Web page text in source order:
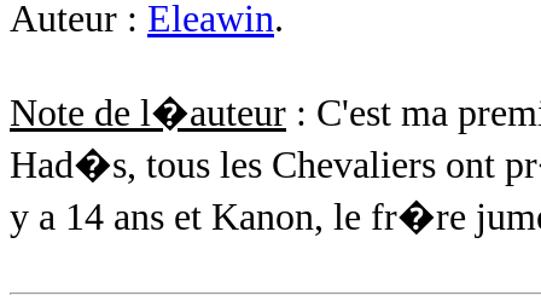
Auteur : Eleawin.
Note de l�auteur : C'est ma
Had�s, tous les Chevaliers
y a 14 ans et Kanon, le fr�re